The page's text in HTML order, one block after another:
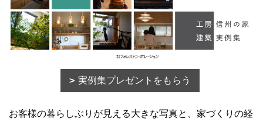
実例集プレゼントをもらう
お客様の暮らしぶりが見える大きな写真と、家づくりの経